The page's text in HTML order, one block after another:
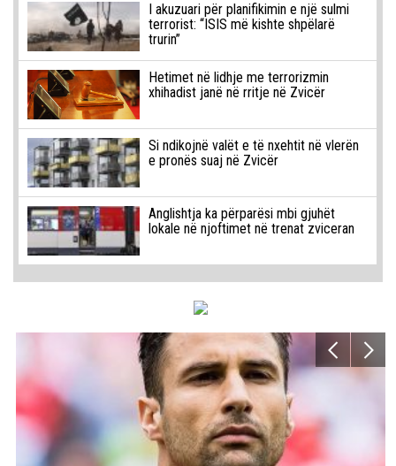
I akuzuari për planifikimin e një sulmi
terrorist: “ISIS më kishte shpëlarë
trurin”
Hetimet në lidhje me terrorizmin
xhihadist janë në rritje në Zvicër
Si ndikojnë valët e të nxehtit në vlerën
e pronës suaj në Zvicër
Anglishtja ka përparësi mbi gjuhët
lokale në njoftimet në trenat zviceran